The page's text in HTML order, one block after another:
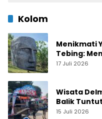
Kolom
Menikmati
Tebing:
Jogja yang
17 Juli 2026
Wisata
Balik
15 Juli 2026